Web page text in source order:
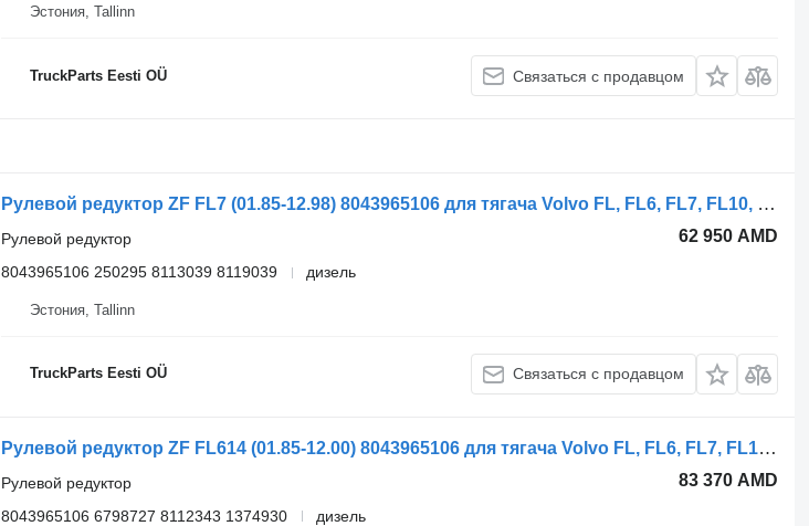
Эстония, Tallinn
TruckParts Eesti OÜ Связаться с продавцом
Рулевой редуктор ZF FL7 (01.85-12.98) 8043965106 для тягача Volvo FL, FL6, FL7, FL10, FL12, FS718 (1985-2005)
62 950 AMD
Рулевой редуктор
8043965106 250295 8113039 8119039
дизель
Эстония, Tallinn
TruckParts Eesti OÜ Связаться с продавцом
Рулевой редуктор ZF FL614 (01.85-12.00) 8043965106 для тягача Volvo FL, FL6, FL7, FL10, FL12, FS718 (1985-2005)
83 370 AMD
Рулевой редуктор
8043965106 6798727 8112343 1374930
дизель